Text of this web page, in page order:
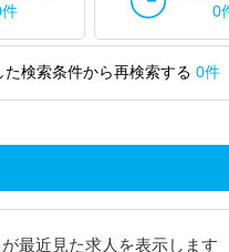
0
た検索条件から再検索する 0件
最近見た求人を表示します